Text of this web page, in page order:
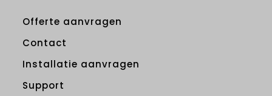
Offerte aanvragen
Contact
Installatie aanvragen
Support